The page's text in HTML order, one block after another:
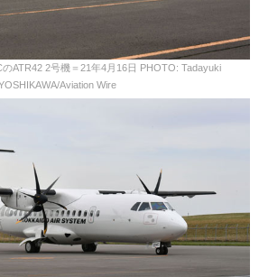
ATR42 2号機＝21年4月16日 PHOTO: Tadayuki
Aviation Wire